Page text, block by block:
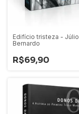
Edifício tristeza - Júlio
Bernardo
R$69,90